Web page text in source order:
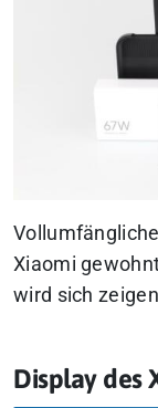
Xiaomi
wird sich
Display des